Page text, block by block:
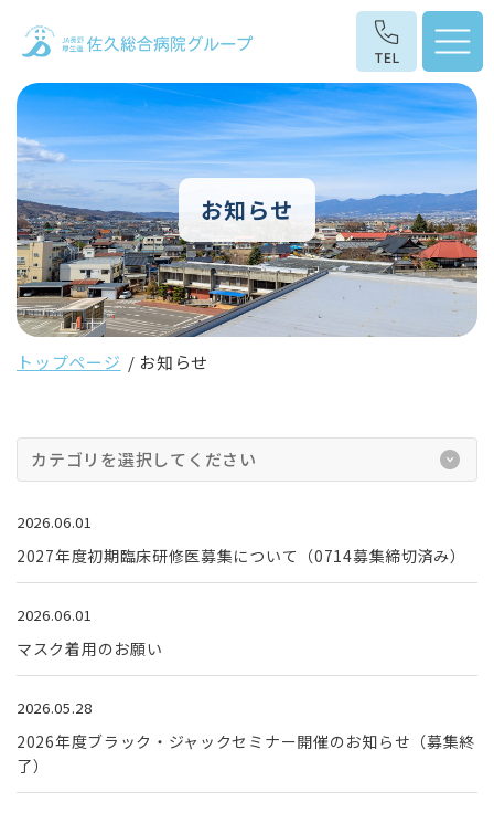
お知らせ
トップページ お知らせ
カテゴリを選択してください
2026.06.01
2027年度初期臨床研修医募集について（0714募集締切済み）
2026.06.01
マスク着用のお願い
2026.05.28
2026年度ブラック・ジャックセミナー開催のお知らせ（募集終
了）